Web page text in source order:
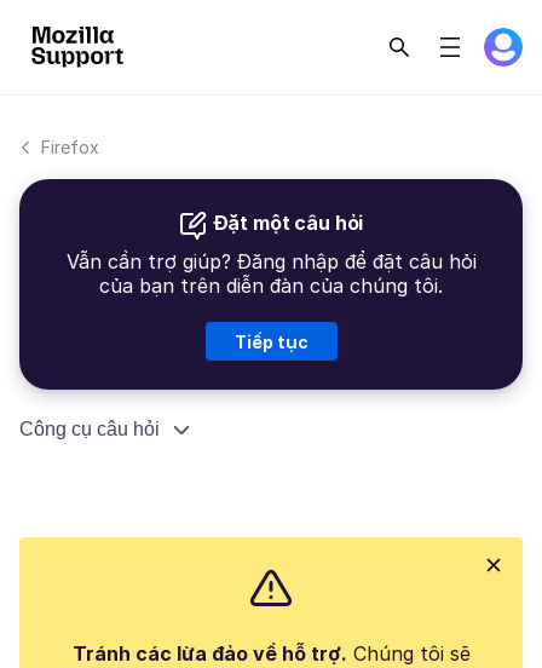
Firefox
Đặt một câu hỏi
Vẫn cần trợ giúp? Đăng nhập để đặt câu hỏi
của bạn trên diễn đàn của chúng tôi.
Tiếp tục
Công cụ câu hỏi
Tránh các lừa đảo về hỗ trợ. Chúng tôi sẽ